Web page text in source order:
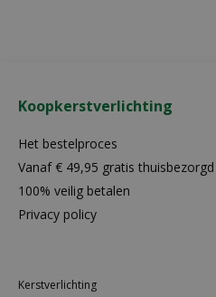
Koopkerstverlichting
Het bestelproces
Vanaf € 49,95 gratis thuisbezorgd
100% veilig betalen
Privacy policy
Kerstverlichting